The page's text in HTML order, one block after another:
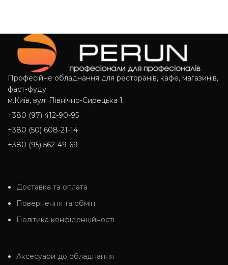
Професійне обладнання для ресторанів, кафе, магазинів,
фаст-фуду
м.Київ, вул. Північно-Сирецька 1
+380 (97) 412-90-95
+380 (50) 608-21-14
+380 (95) 562-49-69
Доставка та оплата
Повернення та обмін
Політика конфіденційності
Аксесуари до обладнання